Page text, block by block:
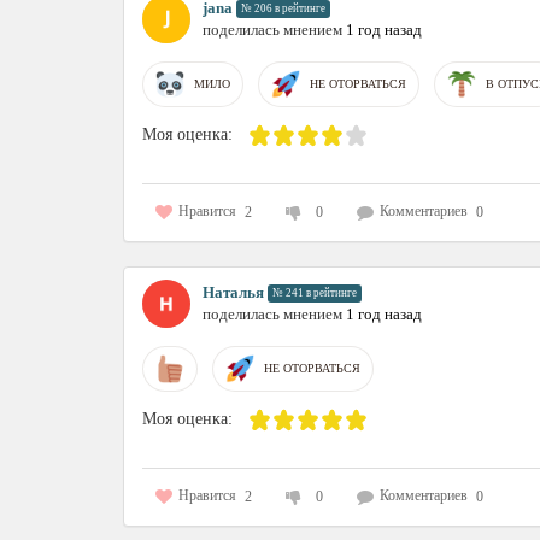
jana № 206 в рейтинге
поделилась мнением 1 год назад
МИЛО НЕ ОТОРВАТЬСЯ В
Моя оценка:
Нравится 2 0 Комментариев 0
Наталья № 241 в рейтинге
поделилась мнением 1 год назад
НЕ ОТОРВАТЬСЯ
Моя оценка:
Нравится 2 0 Комментариев 0